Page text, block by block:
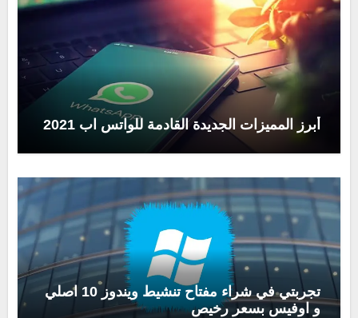
أبرز المميزات الجديدة القادمة للواتس اب 2021
تجربتي في شراء مفتاح تنشيط ويندوز 10 اصلي
و اوفيس بسعر رخيص